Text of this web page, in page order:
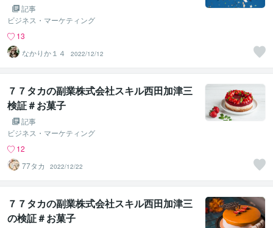
記事
ビジネス・マーケティング
13
なかりか１４
2022/12/12
７７タカの副業株式会社スキル西田加津三
検証＃お菓子
記事
ビジネス・マーケティング
12
77タカ
2022/12/22
７７タカの副業株式会社スキル西田加津三
の検証＃お菓子